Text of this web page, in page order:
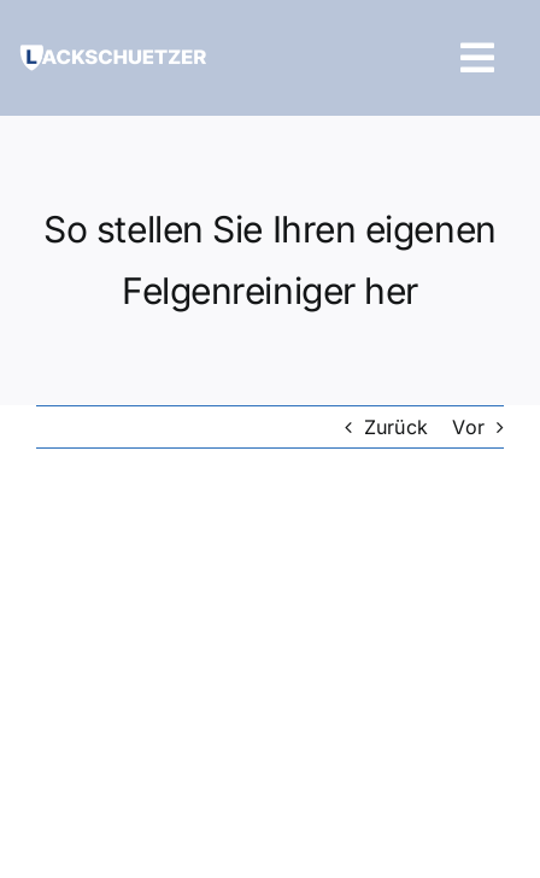
Inhalt
So stellen Sie Ihren eigenen
Felgenreiniger her
Zurück Vor